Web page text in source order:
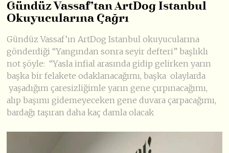
Gündüz Vassaf’tan ArtDog Istanbul
Okuyucularına Çağrı
Gündüz Vassaf’ın ArtDog Istanbul okuyucularına
gönderdiği “Yangından sonra seyir defteri” başlıklı
not şöyle: “Yasla infial arasında gidip gelirken yarın
başka bir felakete odaklanacağımı, başka olaylarda
yaşadığım çaresizliğimle yarın gene çırpınacağımı,
alıp başımı gidemeyeceken gene duvara çarpacağımı,
bardağı taşıran daha kaç damla olacak